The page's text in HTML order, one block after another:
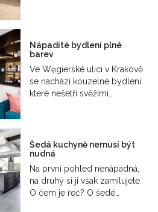
Nápadité bydlení plné
barev
Ve Węgierské ulici v Krakově
se nachází kouzelné bydlení,
které nešetří svěžími…
Šedá kuchyně nemusí být
nudná
Na první pohled nenápadná,
na druhý si ji však zamilujete.
O čem je řeč? O šedé…